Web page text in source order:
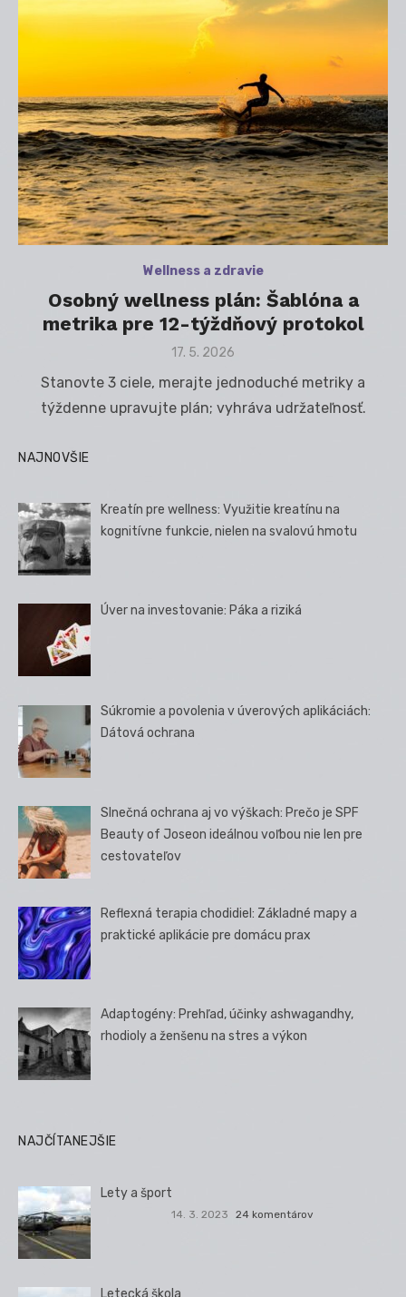
Wellness a zdravie
Osobný wellness plán: Šablóna a
metrika pre 12-týždňový protokol
Posted
17. 5. 2026
Stanovte 3 ciele, merajte jednoduché metriky a
týždenne upravujte plán; vyhráva udržateľnosť.
NAJNOVŠIE
Kreatín pre wellness: Využitie kreatínu na
kognitívne funkcie, nielen na svalovú hmotu
Úver na investovanie: Páka a riziká
Súkromie a povolenia v úverových aplikáciách:
Dátová ochrana
Slnečná ochrana aj vo výškach: Prečo je SPF
Beauty of Joseon ideálnou voľbou nie len pre
cestovateľov
Reflexná terapia chodidiel: Základné mapy a
praktické aplikácie pre domácu prax
Adaptogény: Prehľad, účinky ashwagandhy,
rhodioly a ženšenu na stres a výkon
NAJČÍTANEJŠIE
Lety a šport
14. 3. 2023 24 komentárov